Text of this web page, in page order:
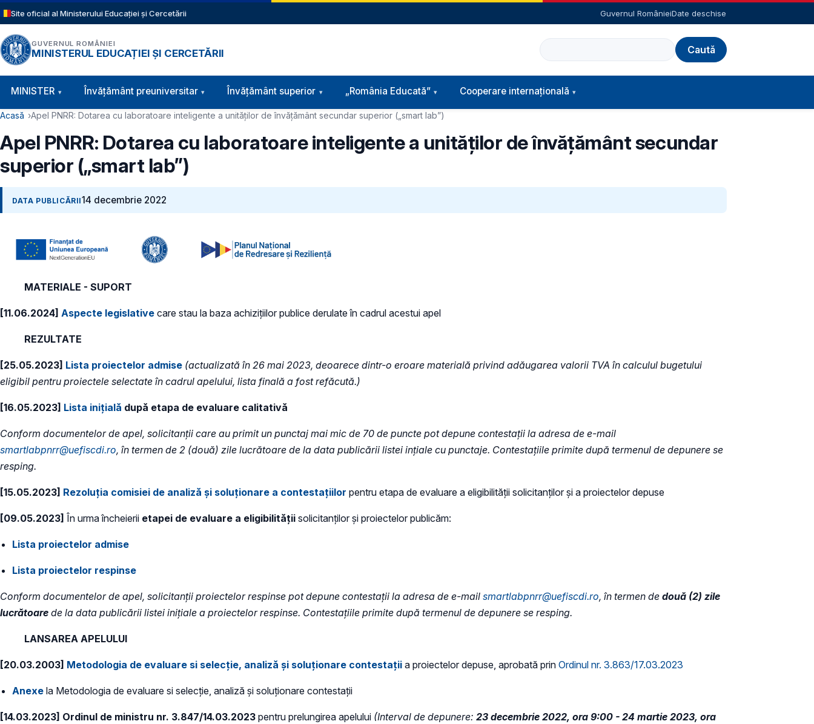
Sari la conținutul principal
Site oficial al Ministerului Educației și Cercetării Guvernul RomânieiDate deschise
GUVERNUL ROMÂNIEI
MINISTERUL EDUCAȚIEI ȘI CERCETĂRII
Caută
Navigație principală
MINISTER Învăţământ preuniversitar Învățământ superior „România Educată” Cooperare internațională
Cale de navigare
Acasă Apel PNRR: Dotarea cu laboratoare inteligente a unităților de învățământ secundar superior („smart lab”)
Apel PNRR: Dotarea cu laboratoare inteligente a unităților de învățământ secundar
superior („smart lab”)
DATA PUBLICĂRII14 decembrie 2022
MATERIALE - SUPORT
[11.06.2024] Aspecte legislative care stau la baza achizițiilor publice derulate în cadrul acestui apel
REZULTATE
[25.05.2023] Lista proiectelor admise (actualizată în 26 mai 2023, deoarece dintr-o eroare materială privind adăugarea valorii TVA în calculul bugetului
eligibil pentru proiectele selectate în cadrul apelului, lista finală a fost refăcută.)
[16.05.2023] Lista inițială după etapa de evaluare calitativă
Conform documentelor de apel, solicitanții care au primit un punctaj mai mic de 70 de puncte pot depune contestații la adresa de e-mail
smartlabpnrr@uefiscdi.ro, în termen de 2 (două) zile lucrătoare de la data publicării listei ințiale cu punctaje. Contestațiile primite după termenul de depunere se
resping.
[15.05.2023] Rezoluția comisiei de analiză și soluționare a contestațiilor pentru etapa de evaluare a eligibilității solicitanților și a proiectelor depuse
[09.05.2023] În urma încheierii etapei de evaluare a eligibilității solicitanților și proiectelor publicăm:
Lista proiectelor admise
Lista proiectelor respinse
Conform documentelor de apel, solicitanții proiectelor respinse pot depune contestații la adresa de e-mail smartlabpnrr@uefiscdi.ro, în termen de două (2) zile
lucrătoare de la data publicării listei inițiale a proiectelor respinse. Contestațiile primite după termenul de depunere se resping.
LANSAREA APELULUI
[20.03.2003] Metodologia de evaluare si selecție, analiză și soluționare contestații a proiectelor depuse, aprobată prin Ordinul nr. 3.863/17.03.2023
Anexe la Metodologia de evaluare si selecție, analiză și soluționare contestații
[14.03.2023] Ordinul de ministru nr. 3.847/14.03.2023 pentru prelungirea apelului (Interval de depunere: 23 decembrie 2022, ora 9:00 - 24 martie 2023, ora